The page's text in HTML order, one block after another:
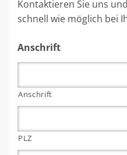
Kontaktieren Sie uns
schnell wie möglich bei
Anschrift
Anschrift
PLZ